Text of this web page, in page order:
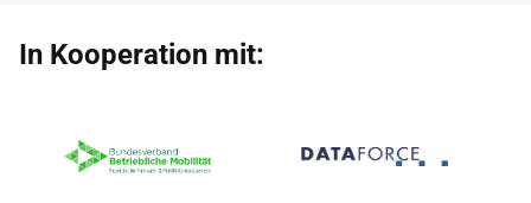
In Kooperation mit: